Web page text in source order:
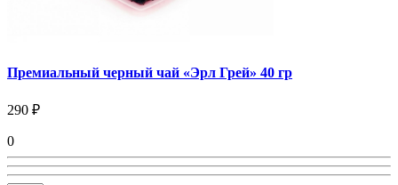
Премиальный черный чай «Эрл Грей» 40 гр
290 ₽
0